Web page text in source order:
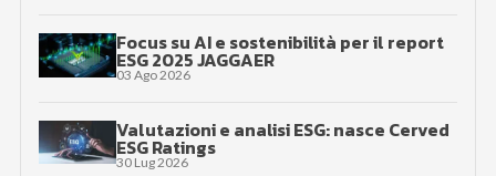
Focus su AI e sostenibilità per il report
ESG 2025 JAGGAER
03 Ago 2026
Valutazioni e analisi ESG: nasce Cerved
ESG Ratings
30 Lug 2026